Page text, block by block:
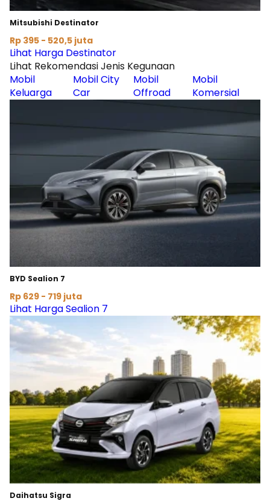
Mitsubishi Destinator
Rp 395 - 520,5 juta
Lihat Harga Destinator
Lihat Rekomendasi Jenis Kegunaan
Mobil
Keluarga
Mobil City
Car
Mobil
Offroad
Mobil
Komersial
BYD Sealion 7
Rp 629 - 719 juta
Lihat Harga Sealion 7
Daihatsu Sigra